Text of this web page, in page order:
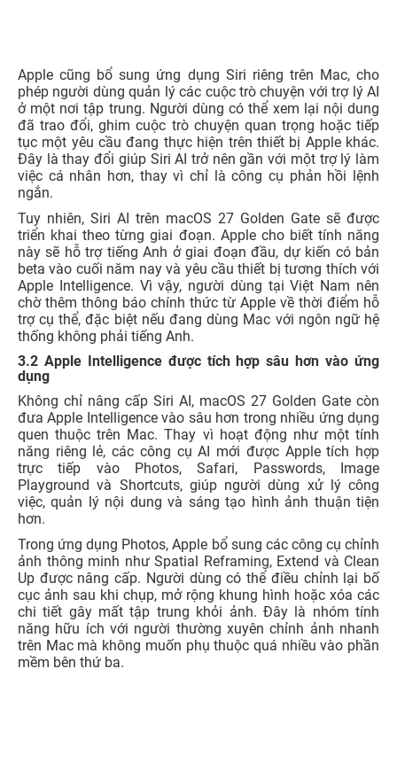
Apple cũng bổ sung ứng dụng Siri riêng trên Mac, cho
phép người dùng quản lý các cuộc trò chuyện với trợ lý AI
ở một nơi tập trung. Người dùng có thể xem lại nội dung
đã trao đổi, ghim cuộc trò chuyện quan trọng hoặc tiếp
tục một yêu cầu đang thực hiện trên thiết bị Apple khác.
Đây là thay đổi giúp Siri AI trở nên gần với một trợ lý làm
việc cá nhân hơn, thay vì chỉ là công cụ phản hồi lệnh
ngắn.
Tuy nhiên, Siri AI trên macOS 27 Golden Gate sẽ được
triển khai theo từng giai đoạn. Apple cho biết tính năng
này sẽ hỗ trợ tiếng Anh ở giai đoạn đầu, dự kiến có bản
beta vào cuối năm nay và yêu cầu thiết bị tương thích với
Apple Intelligence. Vì vậy, người dùng tại Việt Nam nên
chờ thêm thông báo chính thức từ Apple về thời điểm hỗ
trợ cụ thể, đặc biệt nếu đang dùng Mac với ngôn ngữ hệ
thống không phải tiếng Anh.
3.2 Apple Intelligence được tích hợp sâu hơn vào ứng
dụng
Không chỉ nâng cấp Siri AI, macOS 27 Golden Gate còn
đưa Apple Intelligence vào sâu hơn trong nhiều ứng dụng
quen thuộc trên Mac. Thay vì hoạt động như một tính
năng riêng lẻ, các công cụ AI mới được Apple tích hợp
trực tiếp vào Photos, Safari, Passwords, Image
Playground và Shortcuts, giúp người dùng xử lý công
việc, quản lý nội dung và sáng tạo hình ảnh thuận tiện
hơn.
Trong ứng dụng Photos, Apple bổ sung các công cụ chỉnh
ảnh thông minh như Spatial Reframing, Extend và Clean
Up được nâng cấp. Người dùng có thể điều chỉnh lại bố
cục ảnh sau khi chụp, mở rộng khung hình hoặc xóa các
chi tiết gây mất tập trung khỏi ảnh. Đây là nhóm tính
năng hữu ích với người thường xuyên chỉnh ảnh nhanh
trên Mac mà không muốn phụ thuộc quá nhiều vào phần
mềm bên thứ ba.